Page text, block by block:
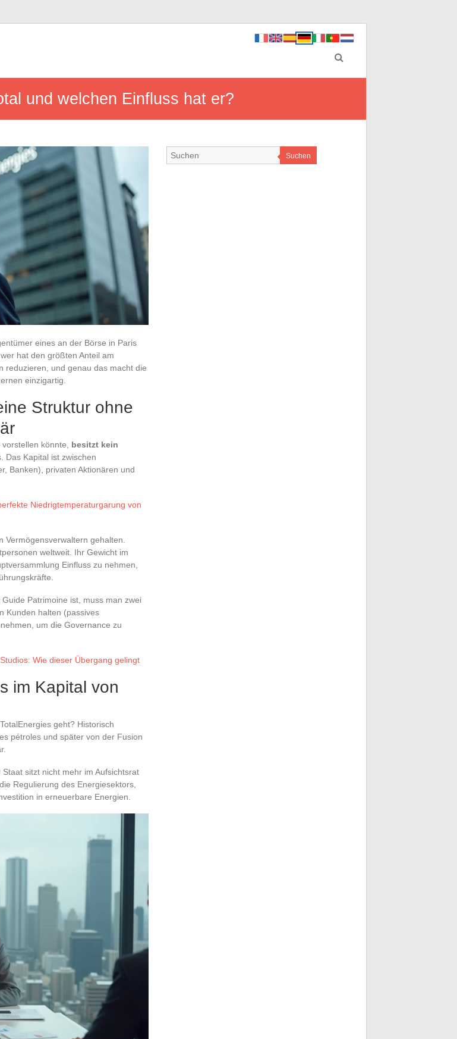
und welchen Einfluss hat er?
eines an der Börse in Paris
hat den größten Anteil am
reduzieren, und genau das macht die
einzigartig.
Struktur ohne
könnte, besitzt kein
Das Kapital ist zwischen
Banken), privaten Aktionären und
Niedrigtemperaturgarung von
gehalten.
weltweit. Ihr Gewicht im
Einfluss zu nehmen,
Patrimoine ist, muss man zwei
Kunden halten (passives
um die Governance zu
Wie dieser Übergang gelingt
im Kapital von
geht? Historisch
pétroles und später von der Fusion
sitzt nicht mehr im Aufsichtsrat
Regulierung des Energiesektors,
in erneuerbare Energien.
Suchen